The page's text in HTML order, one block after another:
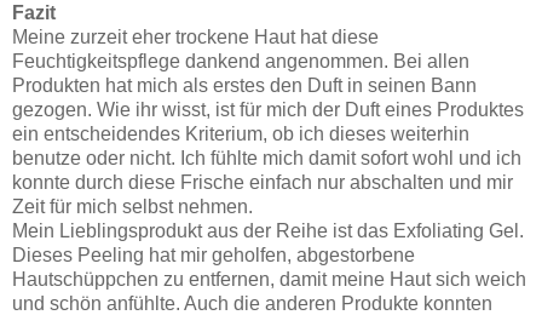
Fazit
Meine zurzeit eher trockene Haut hat diese
Feuchtigkeitspflege dankend angenommen. Bei allen
Produkten hat mich als erstes den Duft in seinen Bann
gezogen. Wie ihr wisst, ist für mich der Duft eines Produktes
ein entscheidendes Kriterium, ob ich dieses weiterhin
benutze oder nicht. Ich fühlte mich damit sofort wohl und ich
konnte durch diese Frische einfach nur abschalten und mir
Zeit für mich selbst nehmen.
Mein Lieblingsprodukt aus der Reihe ist das Exfoliating Gel.
Dieses Peeling hat mir geholfen, abgestorbene
Hautschüppchen zu entfernen, damit meine Haut sich weich
und schön anfühlte. Auch die anderen Produkte konnten